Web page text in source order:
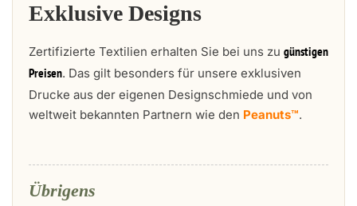
Exklusive Designs
Zertifizierte Textilien erhalten Sie bei uns zu günstigen
Preisen. Das gilt besonders für unsere exklusiven
Drucke aus der eigenen Designschmiede und von
weltweit bekannten Partnern wie den Peanuts™.
Übrigens